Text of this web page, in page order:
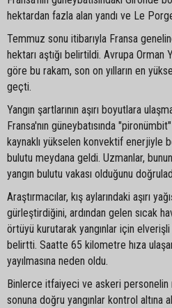
hektardan fazla alan yandı ve Le
Temmuz sonu itibarıyla Fransa
hektarı aştığı belirtildi. Avrupa Orman
göre bu rakam, son on yılların en
geçti.
Yangın şartlarının aşırı boyutlara
Fransa'nın güneybatısında
kaynaklı yükselen konvektif enerjiyle
bulutu meydana geldi. Uzmanlar,
yangın bulutu vakası olduğunu
Araştırmacılar, kış aylarındaki aşırı
gürleştirdiğini, ardından gelen sıcak
örtüyü kurutarak yangınlar için
belirtti. Saatte 65 kilometre hıza
yayılmasına neden oldu.
Binlerce itfaiyeci ve askeri personelin
sonuna doğru yangınlar kontrol altına